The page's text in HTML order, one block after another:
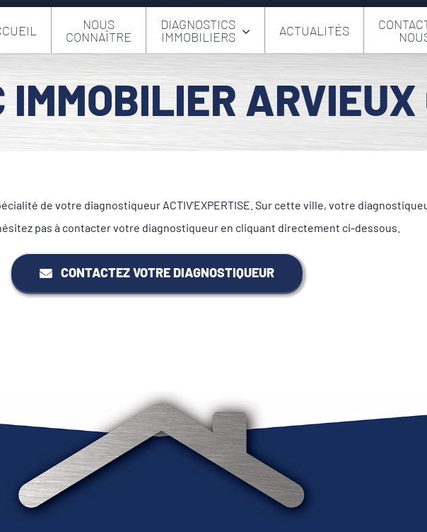
NOUS
CONNAÎTRE
DIAGNOSTICS
IMMOBILIERS
ACTUALITÉS
IMMOBILIER
de votre diagnostiqueur ACTIV'EXPERTISE. Sur cette ville, votre
pas à contacter votre diagnostiqueur en cliquant directement ci-dessous.
CONTACTEZ VOTRE DIAGNOSTIQUEUR